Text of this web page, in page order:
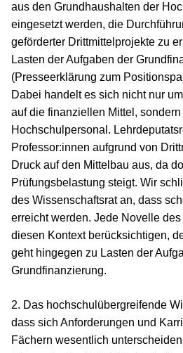
aus den Grundhaushalten der
eingesetzt werden, die
geförderter Drittmittelprojekte zu
Lasten der Aufgaben der
(Presseerklärung zum
Dabei handelt es sich nicht nur
auf die finanziellen Mittel,
Hochschulpersonal.
Professor:innen aufgrund von
Druck auf den Mittelbau aus, da
Prüfungsbelastung steigt. Wir
des Wissenschaftsrat an, dass
erreicht werden. Jede Novelle
diesen Kontext berücksichtigen,
geht hingegen zu Lasten der
Grundfinanzierung.
2. Das hochschulübergreifende
dass sich Anforderungen und
Fächern wesentlich